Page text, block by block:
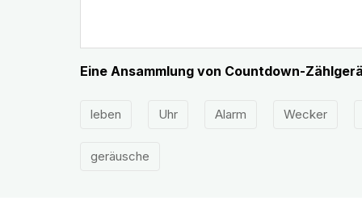
Eine Ansammlung von Countdown-
leben Uhr Alarm Wecker
geräusche